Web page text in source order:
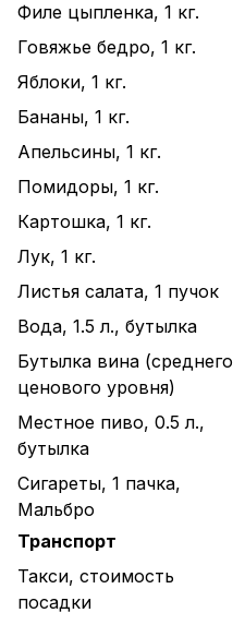
Филе цыпленка, 1 кг.
Говяжье бедро, 1 кг.
Яблоки, 1 кг.
Бананы, 1 кг.
Апельсины, 1 кг.
Помидоры, 1 кг.
Картошка, 1 кг.
Лук, 1 кг.
Листья салата, 1 пучок
Вода, 1.5 л., бутылка
Бутылка вина (среднего
ценового уровня)
Местное пиво, 0.5 л.,
бутылка
Сигареты, 1 пачка,
Мальбро
Транспорт
Такси, стоимость
посадки